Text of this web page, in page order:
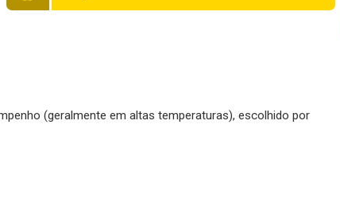
(geralmente em altas temperaturas), escolhido por